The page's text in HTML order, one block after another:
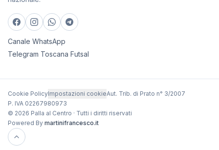
Canale WhatsApp
Telegram Toscana Futsal
Cookie PolicyImpostazioni cookieAut. Trib. di Prato n° 3/2007
P. IVA 02267980973
© 2026 Palla al Centro · Tutti i diritti riservati
Powered By martinifrancesco.it